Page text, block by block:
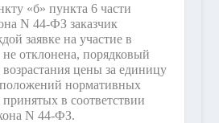
«б» пункта 6 части
N 44-ФЗ заказчик
заявке на участие в
не отклонена, порядковый
цены за единицу
положений нормативных
в соответствии
N 44-ФЗ.